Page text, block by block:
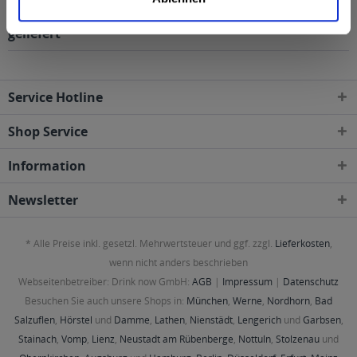
Regionen, Städten, Orten und Postleitzahl-Gebieten
geliefert
Service Hotline
Shop Service
Information
Newsletter
* Alle Preise inkl. gesetzl. Mehrwertsteuer und ggf. zzgl. Lieferkosten,
wenn nicht anders beschrieben
Webseitenbetreiber: Drink now GmbH: AGB | Impressum | Datenschutz
Besuchen Sie auch unsere Shops in: München, Werne, Nordhorn, Bad
Salzuflen, Hörstel und Damme, Lathen, Nienstädt, Lengerichund Garbsen,
Stainach, Vomp, Lienz, Neustadt am Rübenberge, Nottuln, Stolzenau und